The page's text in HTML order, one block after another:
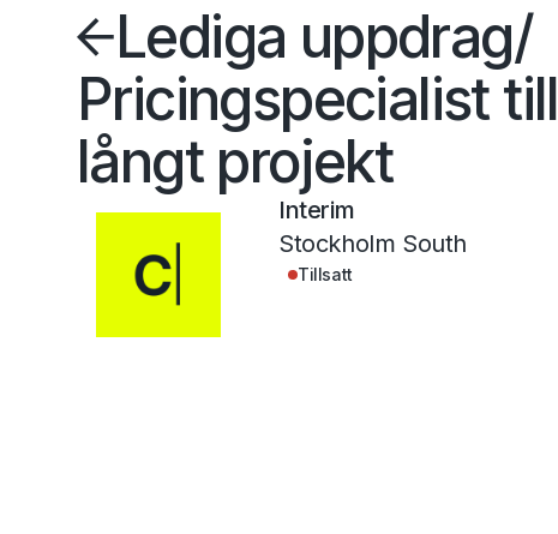
Lediga uppdrag/
Pricingspecialist till
långt projekt
Interim
Stockholm South
Tillsatt